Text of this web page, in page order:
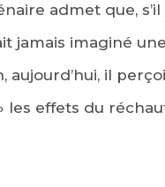
admet que,
jamais imaginé
aujourd’hui, il
les effets du